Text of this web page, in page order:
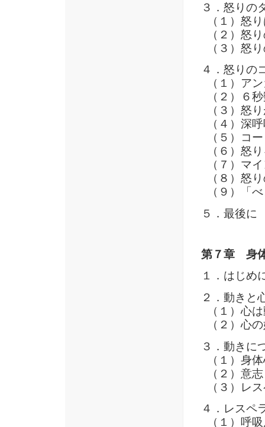
３．怒りの
（１）怒
（２）怒
（３）怒
４．怒りの
（１）ア
（２）６
（３）怒
（４）深
（５）コ
（６）怒
（７）マ
（８）怒
（９）「
５．最後に
第７章 身
１．はじめ
２．動きと
（１）心
（２）心
３．動きに
（１）身
（２）意
（３）レ
４．レスペ
（１）呼